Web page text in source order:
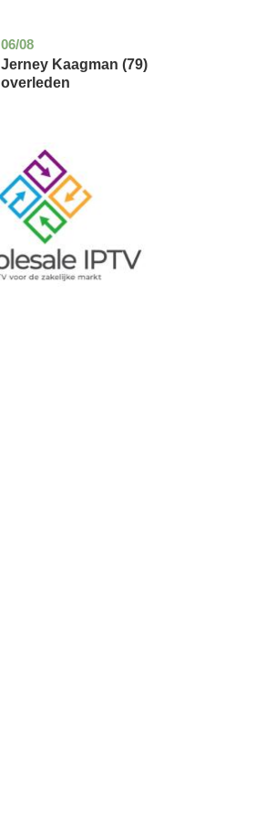
06/08
noord-
glossy
Jerney Kaagman (79)
overleden